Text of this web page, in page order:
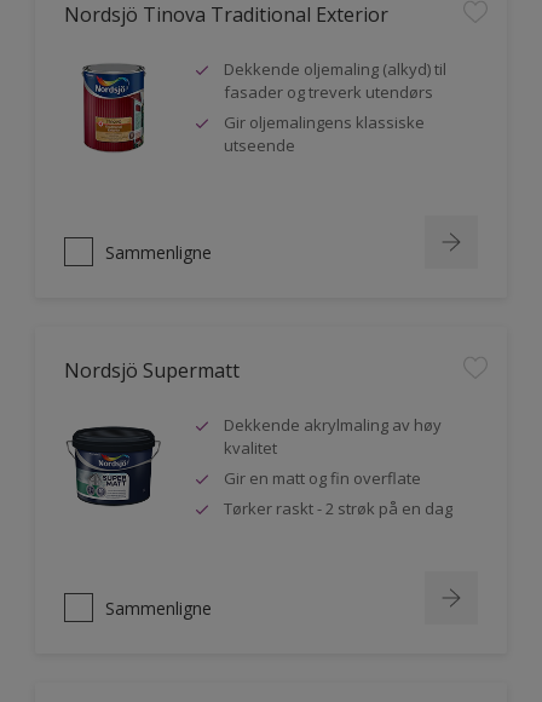
Nordsjö Tinova Traditional Exterior
Dekkende oljemaling (alkyd) til
fasader og treverk utendørs
Gir oljemalingens klassiske
utseende
Sammenligne
Nordsjö Supermatt
Dekkende akrylmaling av høy
kvalitet
Gir en matt og fin overflate
Tørker raskt - 2 strøk på en dag
Sammenligne